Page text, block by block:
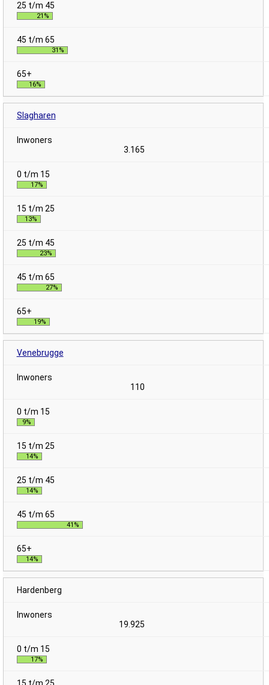
21%
31%
16%
Slagharen
3.165
17%
13%
23%
27%
19%
Venebrugge
110
9%
14%
14%
41%
14%
Hardenberg
19.925
17%